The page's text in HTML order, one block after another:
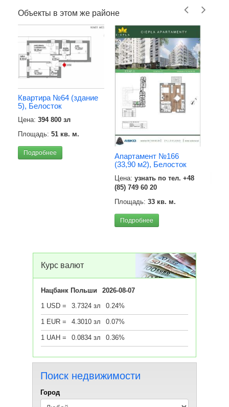
Объекты в этом же районе
Квартира №64 (здание
5), Белосток
Цена: 394 800 зл
Площадь: 51 кв. м.
Подробнее
Апартамент №166
(33,90 м2), Белосток
Цена: узнать по тел. +48
(85) 749 60 20
Площадь: 33 кв. м.
Подробнее
Курс валют
Нацбанк Польши
2026-08-07
1 USD =
3.7324 зл 0.24%
1 EUR = 4.3010 зл 0.07%
1 UAH = 0.0834 зл 0.36%
Поиск недвижимости
Город